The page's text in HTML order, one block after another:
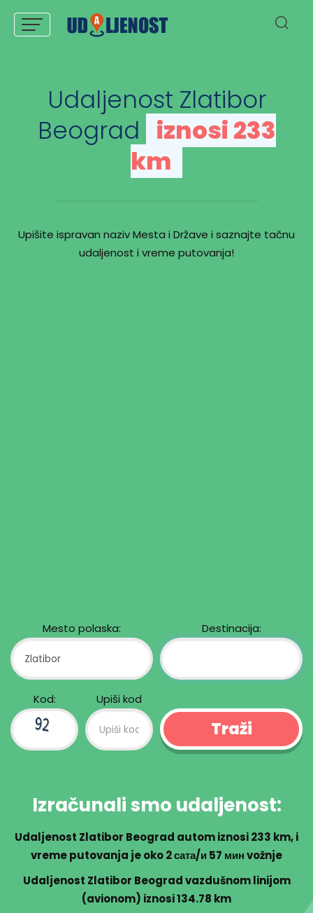
Udaljenost Zlatibor
Beograd iznosi 233
km
Upišite ispravan naziv Mesta i Države i saznajte tačnu
udaljenost i vreme putovanja!
Mesto polaska: Destinacija:
Kod: Upiši kod
Izračunali smo udaljenost:
Udaljenost Zlatibor Beograd autom iznosi233 km, i
vreme putovanja je oko2 сата/и 57 минvožnje
Udaljenost Zlatibor Beograd vazdušnom linijom
(avionom) iznosi 134.78 km